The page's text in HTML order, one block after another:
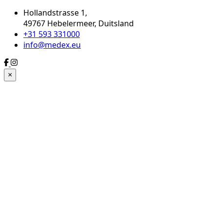
Hollandstrasse 1,
49767 Hebelermeer, Duitsland
+31 593 331000
info@medex.eu
×